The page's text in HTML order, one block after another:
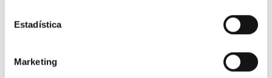
Estadística
Marketing
Detalles del producto